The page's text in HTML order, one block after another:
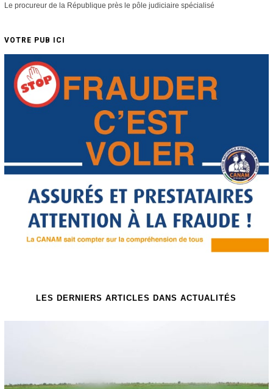
Le procureur de la République près le pôle judiciaire spécialisé
VOTRE PUB ICI
LES DERNIERS ARTICLES DANS ACTUALITÉS